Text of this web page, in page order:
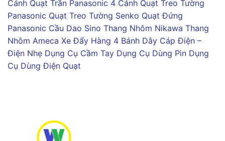
Cánh Quạt Trần Panasonic 4 Cánh Quạt Treo Tường
Panasonic Quạt Treo Tường Senko Quạt Đứng
Panasonic Cầu Dao Sino Thang Nhôm Nikawa Thang
Nhôm Ameca Xe Đẩy Hàng 4 Bánh Dây Cáp Điện –
Điện Nhẹ Dụng Cụ Cầm Tay Dụng Cụ Dùng Pin Dụng
Cụ Dùng Điện Quạt